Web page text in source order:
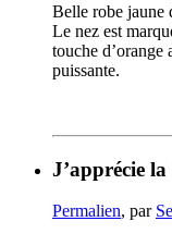
Belle robe jaune
Le nez est
touche d’orange
puissante.
J’apprécie
Permalien, par